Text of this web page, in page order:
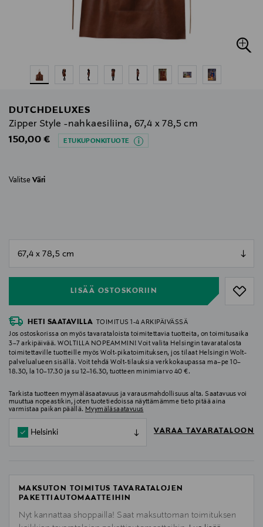
DUTCHDELUXES
Zipper Style -nahkaesiliina, 67,4 x 78,5 cm
Original Price
150,00 € ETUKUPONKITUOTE
Valitse Väri
LISÄÄ OSTOSKORIIN
HETI SAATAVILLA
TOIMITUS 1-4 ARKIPÄIVÄSSÄ
Jos ostoskorissa on myös tavarataloista toimitettavia tuotteita, on toimitusaika
3–7 arkipäivää. WOLTILLA NOPEAMMIN! Voit valita Helsingin tavaratalosta
toimitettaville tuotteille myös Wolt-pikatoimituksen, jos tilaat Helsingin Wolt-
palvelualueen sisällä. Voit tehdä Wolt-tilauksia verkkokaupassa ma–pe 10–
18.30, la 10–17.30 ja su 12–16.30, tuotteen minimiarvo 40 €.
Tarkista tuotteen myymäläsaatavuus ja varausmahdollisuus alta. Saatavuus voi
muuttua nopeastikin, joten tuotetiedoissa näyttämämme tieto pitää aina
varmistaa paikan päällä. Myymäläsaatavuus
Helsinki VARAA TAVARATALOON
MAKSUTON TOIMITUS TAVARATALOJEN
PAKETTIAUTOMAATTEIHIN
Nyt kannattaa shoppailla! Saat maksuttoman toimituksen